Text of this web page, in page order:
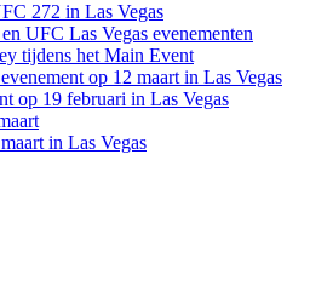
272 in Las Vegas
UFC Las Vegas evenementen
tijdens het Main Event
op 12 maart in Las Vegas
op 19 februari in Las Vegas
in Las Vegas